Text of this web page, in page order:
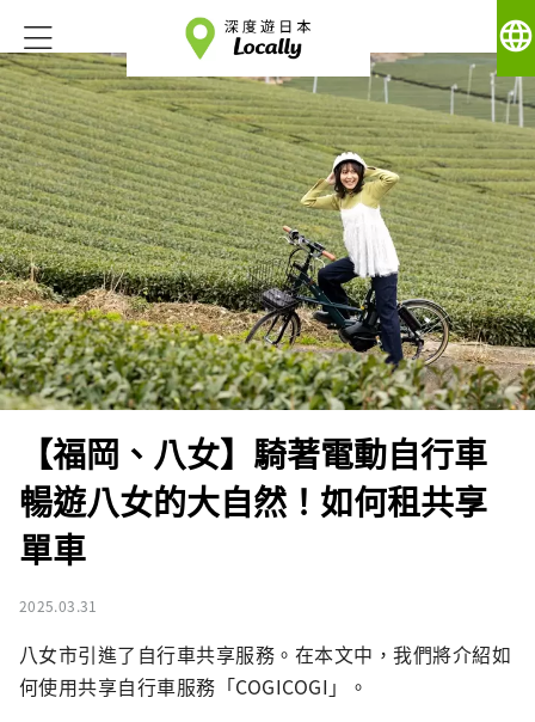
language
【福岡、八女】騎著電動自行車
暢遊八女的大自然！如何租共享
單車
2025.03.31
八女市引進了自行車共享服務。在本文中，我們將介紹如
何使用共享自行車服務「COGICOGI」。